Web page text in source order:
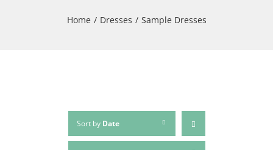
Home / Dresses / Sample Dresses
Sort by Date